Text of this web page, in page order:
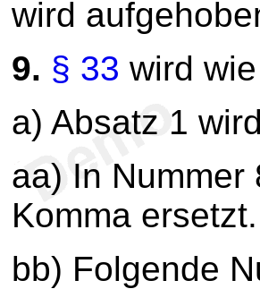
wird
9. § 33 wird
a) Absatz 1
aa) In Nummer
Komma ersetzt.
bb) Folgende